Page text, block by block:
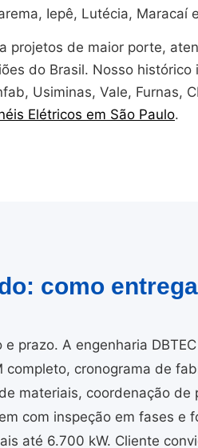
Iepê, Lutécia, Maracaí
projetos de maior porte,
do Brasil. Nosso
Usiminas, Vale, Furnas,
Elétricos em São Paulo.
como
prazo. A engenharia
completo, cronograma de
materiais, coordenação de
com inspeção em fases e
até 6.700 kW. Cliente